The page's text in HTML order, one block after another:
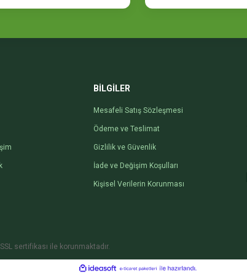
BİLGİLER
Mesafeli Satış Sözleşmesi
Ödeme ve Teslimat
Gizlilik ve Güvenlik
İade ve Değişim Koşulları
Kişisel Verilerin Korunması
sertifikası ile korunmaktadır.
ideasoft
e-